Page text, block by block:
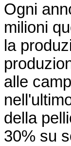
Ogni
milioni
la
alle
della
30% su